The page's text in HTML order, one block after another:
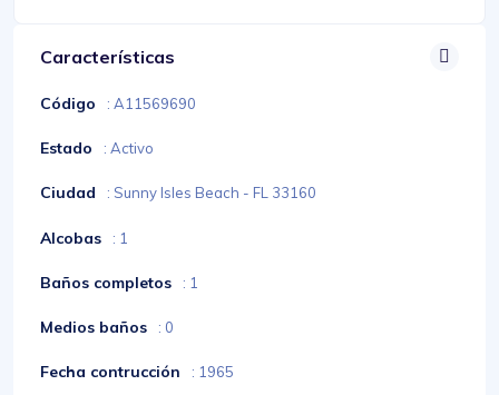
Características
Código : A11569690
Estado : Activo
Ciudad : Sunny Isles Beach - FL 33160
Alcobas : 1
Baños completos : 1
Medios baños : 0
Fecha contrucción : 1965